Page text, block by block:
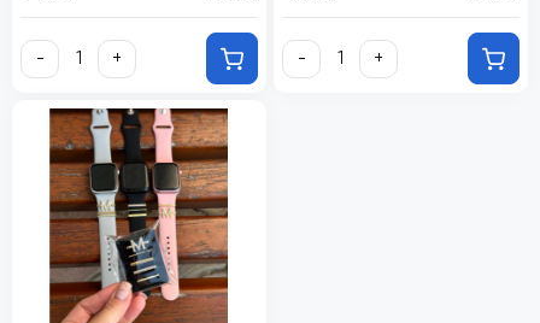
- + - +